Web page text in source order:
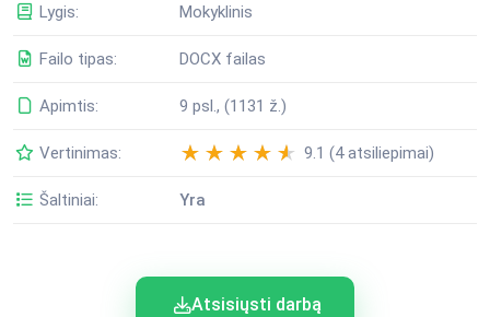
Lygis: Mokyklinis
Failo tipas: DOCX failas
Apimtis: 9 psl., (1131 ž.)
Vertinimas: 9.1 (4 atsiliepimai)
Šaltiniai: Yra
Atsisiųsti darbą